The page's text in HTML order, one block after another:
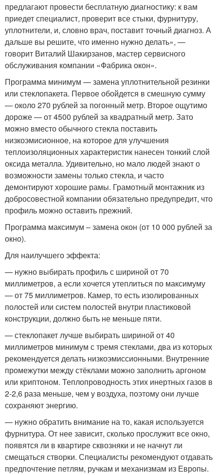
предлагают провести бесплатную диагностику: к вам
приедет специалист, проверит все стыки, фурнитуру,
уплотнители, и, словно врач, поставит точный диагноз. А
дальше вы решите, что именно нужно делать», —
говорит Виталий Шакирзанов, мастер сервисного
обслуживания компании «Фабрика окон».
Программа минимум — замена уплотнительной резинки
или стеклопакета. Первое обойдется в смешную сумму
— около 270 рублей за погонный метр. Второе ощутимо
дороже — от 4500 рублей за квадратный метр. Зато
можно вместо обычного стекла поставить
низкоэмисионное, на которое для улучшения
теплоизоляционных характеристик нанесен тонкий слой
оксида металла. Удивительно, но мало людей знают о
возможности замены только стекла, и часто
демонтируют хорошие рамы. Грамотный монтажник из
добросовестной компании обязательно предупредит, что
профиль можно оставить прежний.
Программа максимум – замена окон (от 10 000 рублей за
окно).
Для наилучшего эффекта:
— нужно выбирать профиль с шириной от 70
миллиметров, а если хочется утеплиться по максимуму
— от 75 миллиметров. Камер, то есть изолированных
полостей или систем полостей внутри пластиковой
конструкции, должно быть не меньше пяти.
— стеклопакет лучше выбирать шириной от 40
миллиметров минимум с тремя стеклами, два из которых
рекомендуется делать низкоэмиссионными. Внутренние
промежутки между стёклами можно заполнить аргоном
или криптоном. Теплопроводность этих инертных газов в
2-2,6 раза меньше, чем у воздуха, поэтому они лучше
сохраняют энергию.
— нужно обратить внимание на то, какая используется
фурнитура. От нее зависит, сколько прослужит все окно,
появятся ли в квартире сквозняки и не начнут ли
смещаться створки. Специалисты рекомендуют отдавать
предпочтение петлям, ручкам и механизмам из Европы.